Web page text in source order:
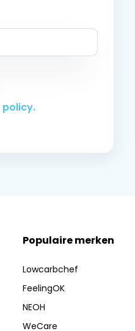
policy.
Populaire merken
Lowcarbchef
FeelingOK
NEOH
WeCare